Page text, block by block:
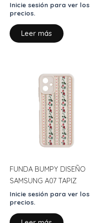
Inicie sesión para ver los
precios.
Leer más
FUNDA BUMPY DISEÑO
SAMSUNG A07 TAPIZ
Inicie sesión para ver los
precios.